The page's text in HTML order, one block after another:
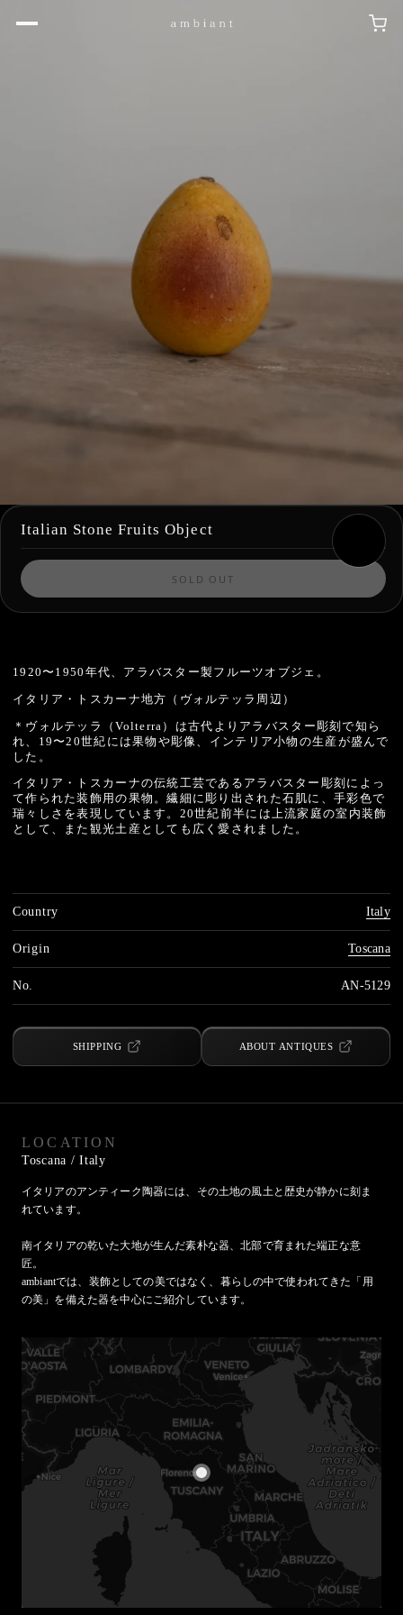
Italian Stone Fruits Object
SOLD OUT
1920〜1950年代、アラバスター製フルーツオブジェ。
イタリア・トスカーナ地方（ヴォルテッラ周辺）
＊ヴォルテッラ（Volterra）は古代よりアラバスター彫刻で知ら
れ、19〜20世紀には果物や彫像、インテリア小物の生産が盛んで
した。
イタリア・トスカーナの伝統工芸であるアラバスター彫刻によっ
て作られた装飾用の果物。繊細に彫り出された石肌に、手彩色で
瑞々しさを表現しています。20世紀前半には上流家庭の室内装飾
として、また観光土産としても広く愛されました。
Country Italy
Origin Toscana
No. AN-5129
SHIPPING ABOUT ANTIQUES
LOCATION
Toscana / Italy
イタリアのアンティーク陶器には、その土地の風土と歴史が静かに刻ま
れています。
南イタリアの乾いた大地が生んだ素朴な器、北部で育まれた端正な意
匠。
ambiantでは、装飾としての美ではなく、暮らしの中で使われてきた「用
の美」を備えた器を中心にご紹介しています。